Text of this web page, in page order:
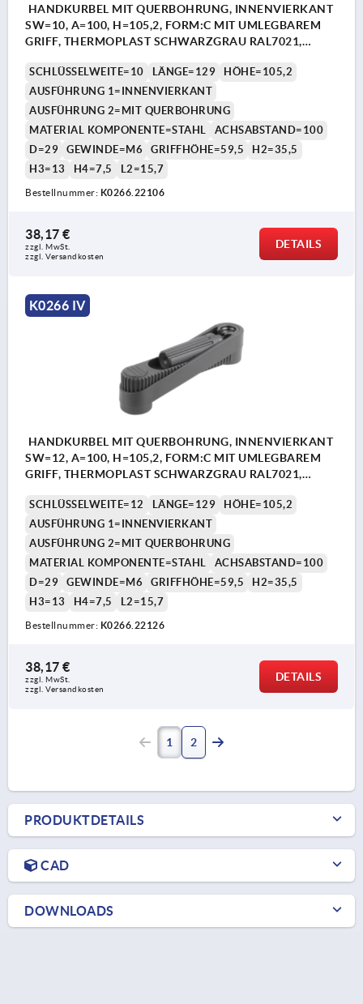
HANDKURBEL MIT QUERBOHRUNG, INNENVIERKANT
SW=10, A=100, H=105,2, FORM:C MIT UMLEGBAREM
GRIFF, THERMOPLAST SCHWARZGRAU RAL7021,
SCHLÜSSELWEITE=10 LÄNGE=129
HÖHE=105,2
AUSFÜHRUNG 1=INNENVIERKANT
AUSFÜHRUNG 2=MIT QUERBOHRUNG
MATERIAL KOMPONENTE=STAHL
ACHSABSTAND=100
D=29
GEWINDE=M6 GRIFFHÖHE=59,5
H2=35,5
H3=13
H4=7,5 L2=15,7
Bestellnummer: K0266.22106
38,17 €
zzgl. MwSt.
zzgl. Versandkosten
DETAILS
K0266 IV
HANDKURBEL MIT QUERBOHRUNG, INNENVIERKANT
SW=12, A=100, H=105,2, FORM:C MIT UMLEGBAREM
GRIFF, THERMOPLAST SCHWARZGRAU RAL7021,
SCHLÜSSELWEITE=12 LÄNGE=129
HÖHE=105,2
AUSFÜHRUNG 1=INNENVIERKANT
AUSFÜHRUNG 2=MIT QUERBOHRUNG
MATERIAL KOMPONENTE=STAHL
ACHSABSTAND=100
D=29
GEWINDE=M6 GRIFFHÖHE=59,5
H2=35,5
H3=13
H4=7,5 L2=15,7
Bestellnummer: K0266.22126
38,17 €
zzgl. MwSt.
zzgl. Versandkosten
DETAILS
1 2
PRODUKTDETAILS
CAD
DOWNLOADS